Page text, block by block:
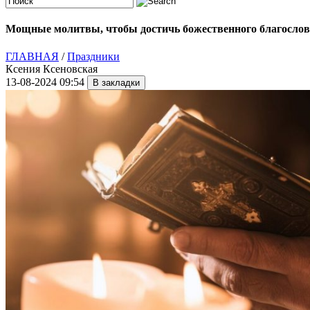
Мощные молитвы, чтобы достичь божественного
ГЛАВНАЯ /Праздники
Ксения Ксеновская
13-08-2024 09:54